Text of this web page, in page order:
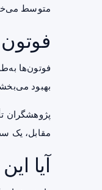
متوسط
فوتون‌ها
بهبود
پژوهشگران
مقابل، یک
آیا